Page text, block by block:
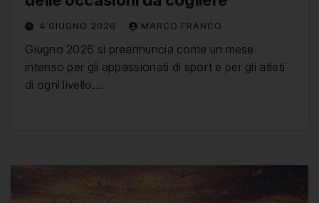
4 GIUGNO 2026 MARCO FRANCO
Giugno 2026 si preannuncia come un mese
intenso per gli appassionati di sport e per gli atleti
di ogni livello.…